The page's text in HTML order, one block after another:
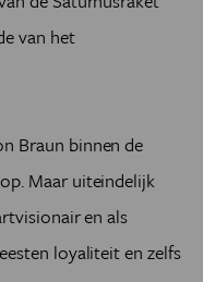
van het
Braun binnen de
Maar uiteindelijk
en als
loyaliteit en zelfs